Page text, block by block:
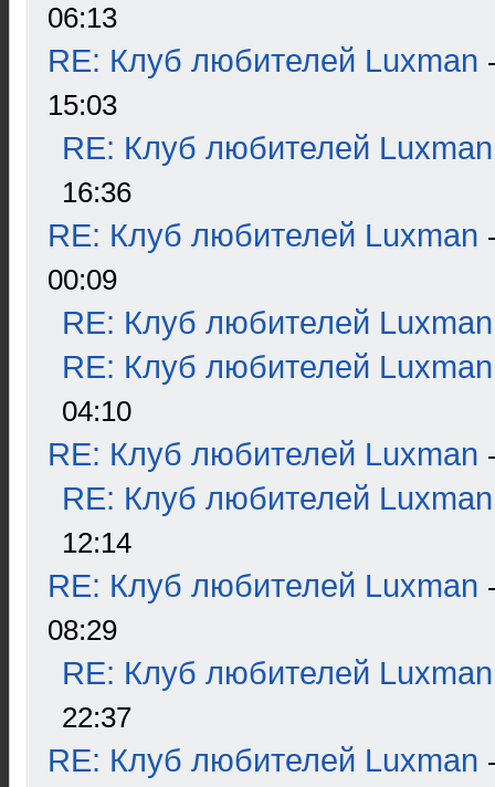
06:13
RE: Клуб любителей Luxman
15:03
RE: Клуб любителей Luxman
16:36
RE: Клуб любителей Luxman
00:09
RE: Клуб любителей Luxman
RE: Клуб любителей Luxman
04:10
RE: Клуб любителей Luxman
RE: Клуб любителей Luxman
12:14
RE: Клуб любителей Luxman
08:29
RE: Клуб любителей Luxman
22:37
RE: Клуб любителей Luxman